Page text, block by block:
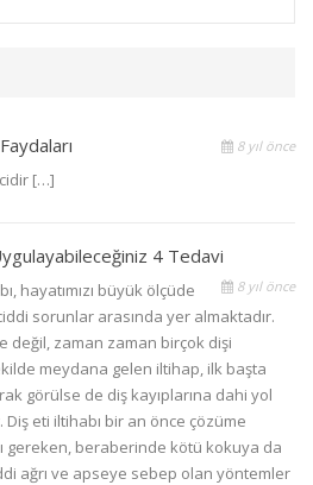
8 yıl önce
[…]
4 Tedavi
8 yıl önce
hayatımızı büyük ölçüde
sorunlar arasında yer almaktadır.
değil, zaman zaman birçok dişi
meydana gelen iltihap, ilk başta
görülse de diş kayıplarına dahi yol
eti iltihabı bir an önce çözüme
gereken, beraberinde kötü kokuya da
ağrı ve apseye sebep olan yöntemler